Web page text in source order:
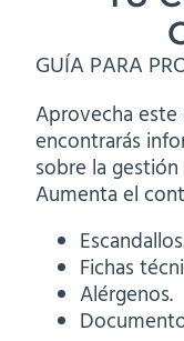
GUÍA PARA
Aprovecha
encontrarás
sobre la
Aumenta el
Fichas
Alérgenos.